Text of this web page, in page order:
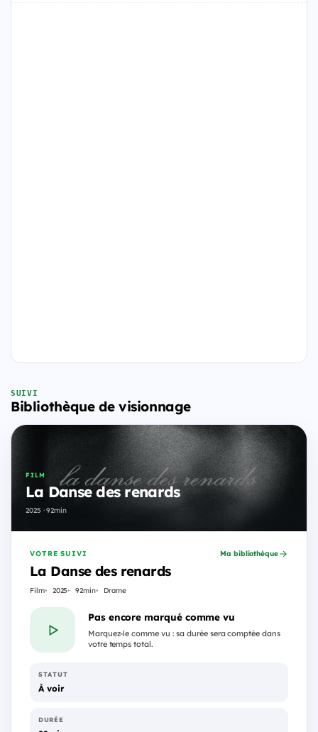
SUIVI
Bibliothèque de visionnage
FILM
La Danse des renards
2025 · 92min
VOTRE SUIVI
La Danse des renards
Film 2025 92min Drame
Ma bibliothèque
Pas encore marqué comme vu
Marquez-le comme vu : sa durée sera comptée dans
votre temps total.
STATUT
À voir
DURÉE